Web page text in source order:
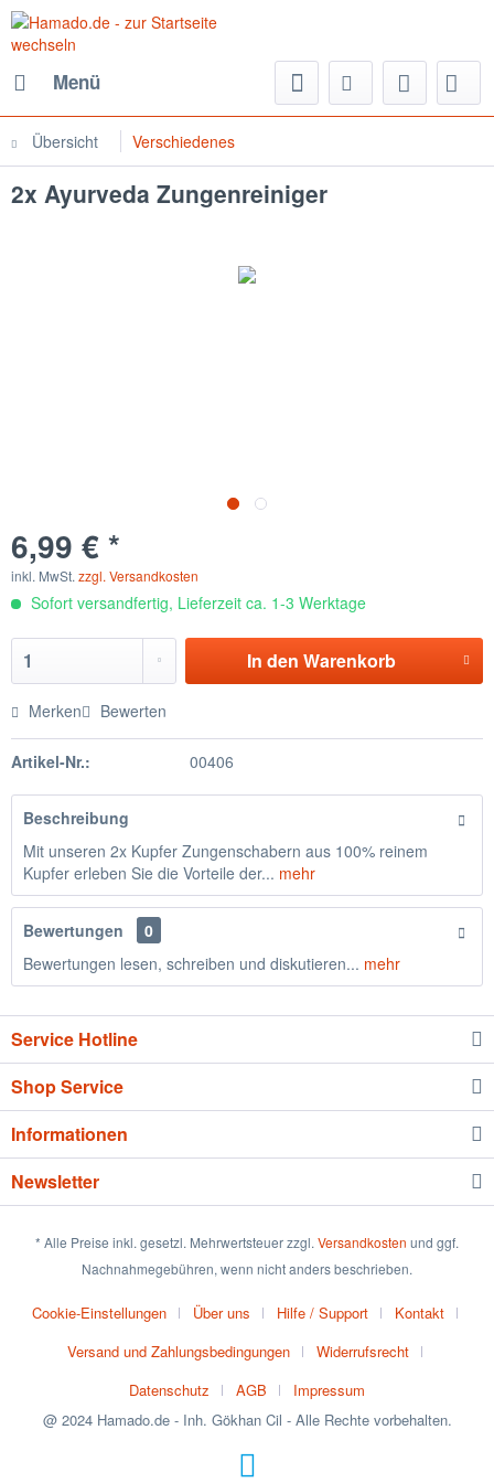
Menü
Übersicht Verschiedenes
2x Ayurveda Zungenreiniger
6,99 € *
inkl. MwSt. zzgl. Versandkosten
Sofort versandfertig, Lieferzeit ca. 1-3 Werktage
In den Warenkorb
Merken Bewerten
Artikel-Nr.: 00406
Beschreibung
Mit unseren 2x Kupfer Zungenschabern aus 100% reinem
Kupfer erleben Sie die Vorteile der... mehr
Bewertungen
0
Bewertungen lesen, schreiben und diskutieren... mehr
Service Hotline
Shop Service
Informationen
Newsletter
* Alle Preise inkl. gesetzl. Mehrwertsteuer zzgl. Versandkosten und ggf.
Nachnahmegebühren, wenn nicht anders beschrieben.
Cookie-Einstellungen Über uns Hilfe / Support
Kontakt
Versand und Zahlungsbedingungen
Widerrufsrecht
Datenschutz
AGB
Impressum
@ 2024 Hamado.de - Inh. Gökhan Cil - Alle Rechte vorbehalten.